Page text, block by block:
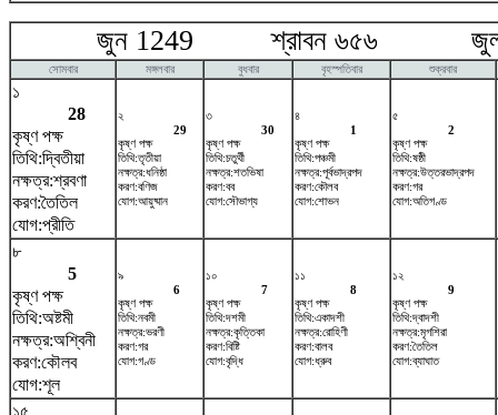
জুন 1249 শ্রাবন ৬৫৬
সোমবার মঙ্গলবার বুধবার বৃহস্পতিবার শুক্রবার
১
28
কৃষ্ণ পক্ষ
তিথি:দ্বিতীয়া
নক্ষত্র:শ্রবণা
করণ:তৈতিল
যোগ:প্রীতি
২
29
কৃষ্ণ পক্ষ
তিথি:তৃতীয়া
নক্ষত্র:ধনিষ্ঠা
করণ:বণিজ
যোগ:আয়ুষ্মান
৩
30
কৃষ্ণ পক্ষ
তিথি:চতুর্থী
নক্ষত্র:শতভিষ‌া
করণ:বব
যোগ:সৌভাগ্য
৪
1
কৃষ্ণ পক্ষ
তিথি:পঞ্চমী
নক্ষত্র:পূর্বভাদ্রপদ
করণ:কৌলব
যোগ:শোভন
৫
2
কৃষ্ণ পক্ষ
তিথি:ষষ্ঠী
নক্ষত্র:উত্তরভাদ্রপদ
করণ:গর
যোগ:অতিগণ্ড
৮
5
কৃষ্ণ পক্ষ
তিথি:অষ্টমী
নক্ষত্র:অশ্বিনী
করণ:কৌলব
যোগ:শূল
৯
6
কৃষ্ণ পক্ষ
তিথি:নবমী
নক্ষত্র:ভরণী
করণ:গর
যোগ:গণ্ড
১০
7
কৃষ্ণ পক্ষ
তিথি:দশমী
নক্ষত্র:কৃত্তিকা
করণ:বিষ্টি
যোগ:বৃদ্ধি
১১
8
কৃষ্ণ পক্ষ
তিথি:একাদশী
নক্ষত্র:রোহিণী
করণ:বালব
যোগ:ধ্রুব
১২
9
কৃষ্ণ পক্ষ
তিথি:দ্বাদশী
নক্ষত্র:মৃগশিরা
করণ:তৈতিল
যোগ:ব্যাঘাত